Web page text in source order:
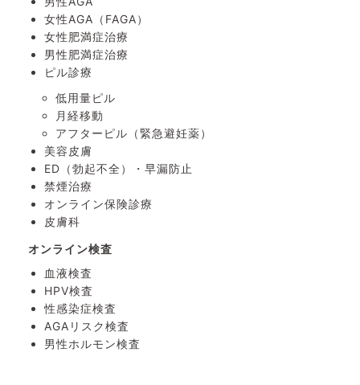
女性AGA（FAGA）
女性肥満症治療
男性肥満症治療
ピル診療
低用量ピル
月経移動
アフターピル （緊急避妊薬）
美容皮膚
ED（勃起不全）・ 早漏防止
禁煙治療
オンライン保険診療
皮膚科
オンライン検査
血液検査
HPV検査
性感染症検査
AGAリスク検査
男性ホルモン検査